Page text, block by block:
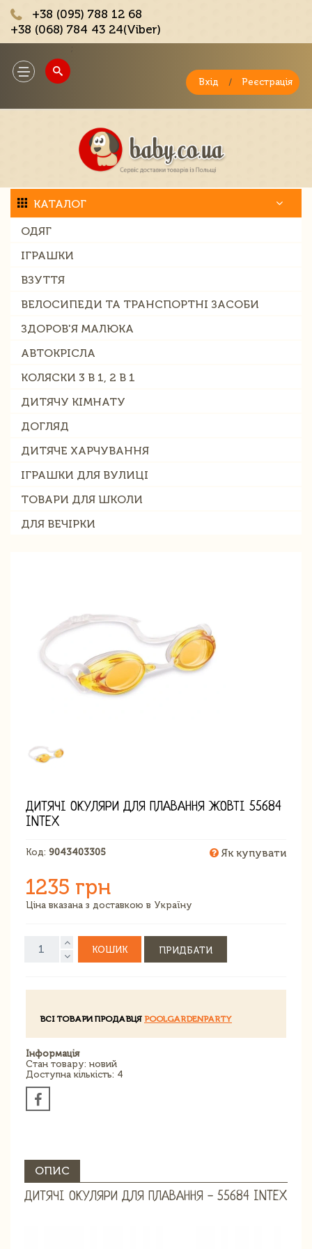
+38 (095) 788 12 68
+38 (068) 784 43 24(Viber)
Toggle
navigation
Вхід / Реєстрація
КАТАЛОГ
ОДЯГ
ІГРАШКИ
ВЗУТТЯ
ВЕЛОСИПЕДИ ТА ТРАНСПОРТНІ ЗАСОБИ
ЗДОРОВ'Я МАЛЮКА
АВТОКРІСЛА
КОЛЯСКИ 3 В 1, 2 В 1
ДИТЯЧУ КІМНАТУ
ДОГЛЯД
ДИТЯЧЕ ХАРЧУВАННЯ
ІГРАШКИ ДЛЯ ВУЛИЦІ
ТОВАРИ ДЛЯ ШКОЛИ
ДЛЯ ВЕЧІРКИ
ДИТЯЧІ ОКУЛЯРИ ДЛЯ ПЛАВАННЯ ЖОВТІ 55684
INTEX
Код: 9043403305 Як купувати
1235 грн
Ціна вказана з доставкою в Україну
КОШИК ПРИДБАТИ
ВСІ ТОВАРИ ПРОДАВЦЯ POOLGARDENPARTY
Інформація
Стан товару: новий
Доступна кількість: 4
ОПИС
ДИТЯЧІ ОКУЛЯРИ ДЛЯ ПЛАВАННЯ - 55684 INTEX